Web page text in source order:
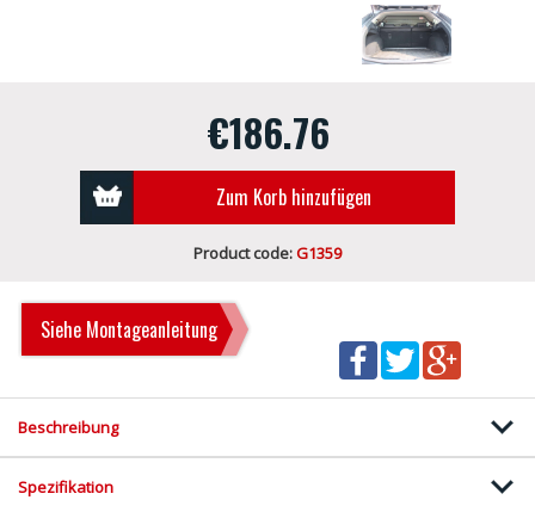
€186.76
Zum Korb hinzufügen
Product code:G1359
Siehe Montageanleitung
Beschreibung
Spezifikation